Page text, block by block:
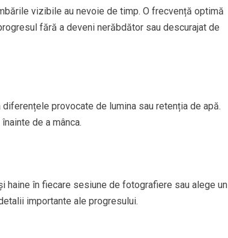
vizibile au nevoie de timp. O frecvență optimă
fără a deveni nerăbdător sau descurajat de
provocate de lumina sau retenția de apă.
de a mânca.
haine în fiecare sesiune de fotografiere sau alege un
importante ale progresului.